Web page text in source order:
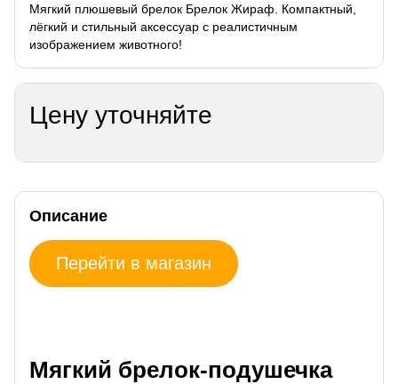
Мягкий плюшевый брелок Брелок Жираф. Компактный,
лёгкий и стильный аксессуар с реалистичным
изображением животного!
Цену уточняйте
Описание
Перейти в магазин
Мягкий брелок-подушечка